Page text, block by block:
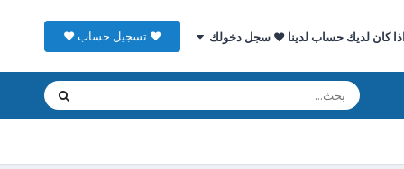
اذا كان لديك حساب لدينا ♥ سجل دخولك ♥ تسجيل حساب ♥